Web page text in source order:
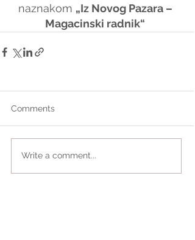
naznakom „Iz Novog Pazara –
Magacinski radnik“
Comments
Write a comment...